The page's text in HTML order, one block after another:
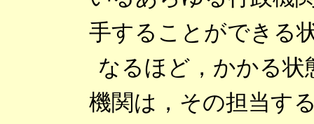
手することができる
なるほど，かかる
機関は，その担当す